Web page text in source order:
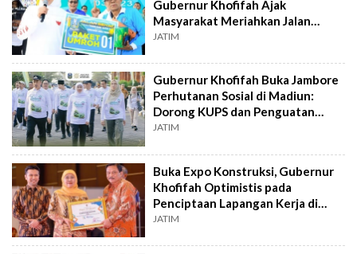
Gubernur Khofifah Ajak
Masyarakat Meriahkan Jalan
Sehat
JATIM
Gubernur Khofifah Buka Jambore
Perhutanan Sosial di Madiun:
Dorong KUPS dan Penguatan
Agroforestri
JATIM
Buka Expo Konstruksi, Gubernur
Khofifah Optimistis pada
Penciptaan Lapangan Kerja di
Jatim
JATIM